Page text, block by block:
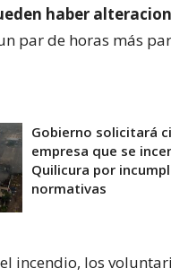
haber
par de horas más
Gobierno solicitará
empresa que se
Quilicura por
normativas
incendio, los